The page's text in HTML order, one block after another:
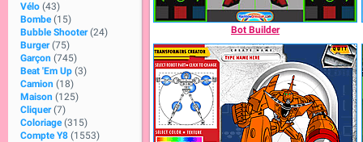
Vélo (43)
Bombe (15)
Bubble Shooter (24)
Burger (75)
Garçon (745)
Beat 'Em Up (3)
Camion (18)
Maison (125)
Cliquer (7)
Coloriage (315)
Compte Y8 (1553)
Bot Builder